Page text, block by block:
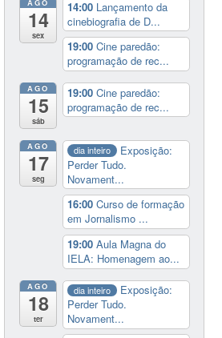
AGO
14
sex
14:00 Lançamento da
cinebiografia de D...
19:00Cine paredão:
programação de rec...
AGO
15
sáb
19:00Cine paredão:
programação de rec...
AGO
17
seg
dia inteiro
Exposição:
Perder Tudo.
Novament...
16:00Curso de formação
em Jornalismo ...
19:00Aula Magna do
IELA: Homenagem ao...
AGO
18
ter
dia inteiro
Exposição:
Perder Tudo.
Novament...